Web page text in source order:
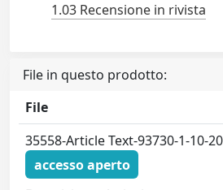
1.03 Recensione in rivista
File in questo prodotto:
File
35558-Article Text-93730-1-10-
accesso aperto